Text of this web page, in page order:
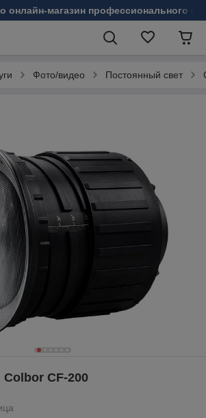
онлайн-магазин профессионального
Фото/видео Постоянный свет
CF-200